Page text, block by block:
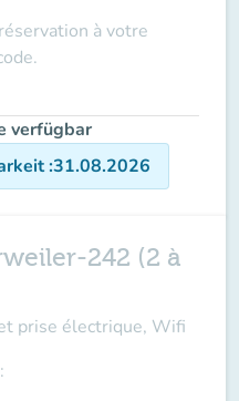
à votre
verfügbar
:31.08.2026
242 (2 à
prise électrique, Wifi
: